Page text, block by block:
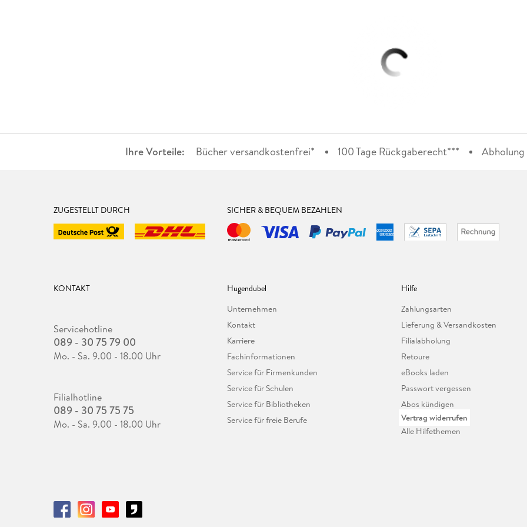
Ihre Vorteile: Bücher versandkostenfrei* 100 Tage Rückgaberecht*** Abholung
ZUGESTELLT DURCH SICHER & BEQUEM BEZAHLEN
KONTAKT
Servicehotline
089 - 30 75 79 00
Mo. - Sa. 9.00 - 18.00 Uhr
Filialhotline
089 - 30 75 75 75
Mo. - Sa. 9.00 - 18.00 Uhr
Hugendubel
Unternehmen
Kontakt
Karriere
Fachinformationen
Service für Firmenkunden
Service für Schulen
Service für Bibliotheken
Service für freie Berufe
Hilfe
Zahlungsarten
Lieferung & Versandkosten
Filialabholung
Retoure
eBooks laden
Passwort vergessen
Abos kündigen
Vertrag widerrufen
Alle Hilfethemen